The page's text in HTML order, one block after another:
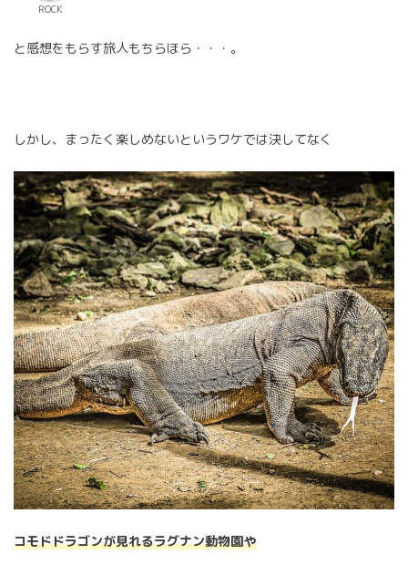
ROCK
と感想をもらす旅人もちらほら・・・。
しかし、まったく楽しめないというワケでは決してなく
コモドドラゴンが見れるラグナン動物園や